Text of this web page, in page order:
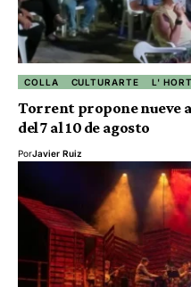
COLLA CULTURARTE L'
Torrent propone nueve
del 7 al 10 de agosto
PorJavier Ruiz